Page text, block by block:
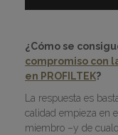
¿Cómo se
compromiso con
en PROFILTEK?
La respuesta es
calidad empieza en
miembro –y de